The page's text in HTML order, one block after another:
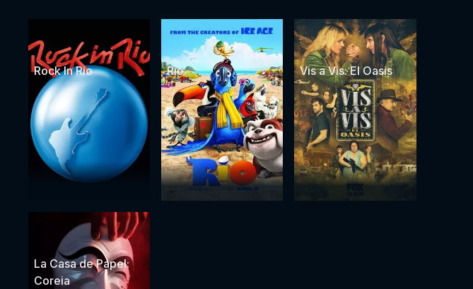
Rock In Rio Rio Vis a Vis: El Oasis
La Casa de Papel:
Coreia